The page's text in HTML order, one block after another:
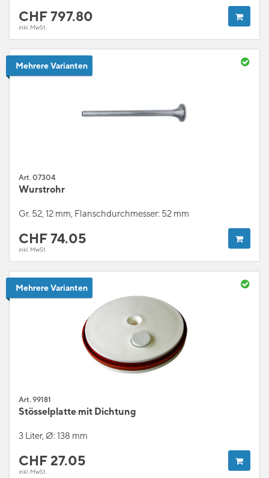
CHF797.80
inkl. MwSt.
Mehrere Varianten
Art. 07304
Wurstrohr
Gr. 52, 12 mm, Flanschdurchmesser: 52 mm
CHF74.05
inkl. MwSt.
Mehrere Varianten
Art. 99181
Stösselplatte mit Dichtung
3 Liter, Ø: 138 mm
CHF 27.05
inkl. MwSt.